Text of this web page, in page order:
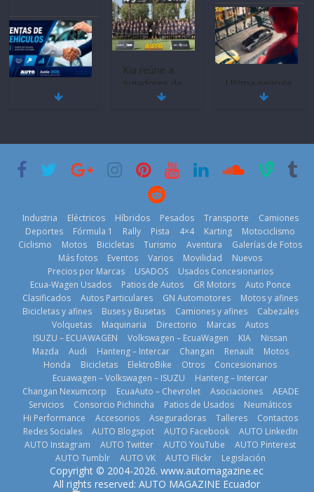
Mercado
historia
11 de julio de
BMW, Toyota,
Bosch y
prueban flota
que usa
gasolina 100%
renovable
25 de julio de
2026
Kia reúne a
jugadores de
fútbol de todo
2026
La Vuelta al
Ecuador 2026,
edición 47ª,
recorre 7
provincias en 8
días
1 de agosto de
2026
La FEDAK
recibe 12
Ultima película
‘Spider‑Man:
29 de julio de
¿Qué puede
pasar con tu
vehículo si
permanece
varios días sin
usar?
3 de agosto de
2026
La FEDAK
Industria Eléctricos Híbridos Pesados Transporte
Camiones
Deportes
Fórmula 1 Rally Pista 4×4 Karting
Motociclismo
Ciclismo
Motos Bicicletas Turismo Aventura
Galerías de Fotos
Más fotos
Eventos Varios Movilidad
Nuevos
Precios por Marcas
USADOS
Usados Concesionarios
Ecua-Wagen Usados
Patios de Autos GR Motors
Auto Ponce
Clasificados
Autos Particulares GN Automotores
Motos y afines
Bicicletas y afines
Buses y Busetas Camiones y afines
Cabezales
Volquetas
Maquinaria Directorio Marcas
Autos
ISUZU – ECUAWAGEN
Volkswagen – EcuaWagen KIA
Nissan
Mazda
Audi Hanteng – Intercar Changan Renault
Motos
Honda
Bicicletas ElektroBike Otros
Concesionarios
Ecuawagen – Volkswagen – ISUZU
Hanteng – Intercar
Changan Nexumcorp
EcuaAuto – Chevrolet Asociaciones
AEADE
Servicios
Consorcio Pichincha Patios de Usados
Neumáticos
Hi Performance
Accesorios Aseguradoras Talleres
Contactos
Redes Sociales
AUTO Blogspot AUTO Facebook
AUTO LinkedIn
AUTO Instagram
AUTO Twitter AUTO YouTube
AUTO Pinterest
AUTO Tumblr
AUTO VK AUTO Flickr Legislación
Copyright © 2004-2026. www.automagazine.ec
All rights reserved: AUTO MAGAZINE Ecuador